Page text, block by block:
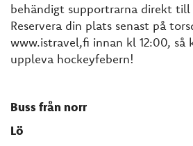
behändigt supportrarna direkt
Reservera din plats senast på
www.istravel,fi innan kl 12:00, så
uppleva hockeyfebern!
Buss från norr
Lö